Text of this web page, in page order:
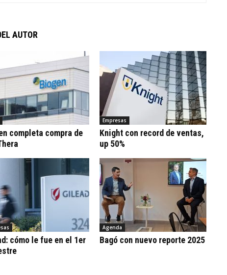
AUTOR
completa compra de
Empresas
Knight con record de ventas,
up 50%
cómo le fue en el 1er
Agenda
Bagó con nuevo reporte 2025